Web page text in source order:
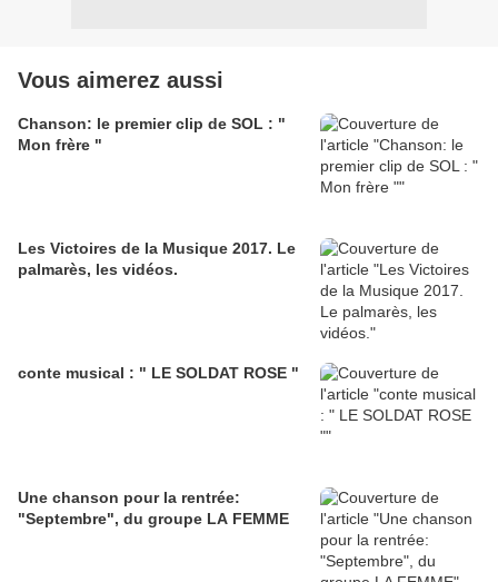
Vous aimerez aussi
Chanson: le premier clip de SOL : "
Mon frère "
Les Victoires de la Musique 2017. Le
palmarès, les vidéos.
conte musical : " LE SOLDAT ROSE "
Une chanson pour la rentrée:
"Septembre", du groupe LA FEMME